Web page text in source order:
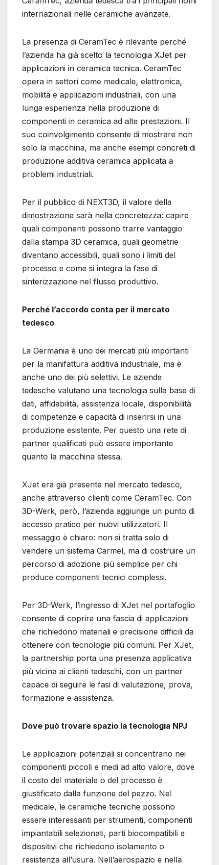
internazionali nelle ceramiche avanzate.
La presenza di CeramTec è rilevante perché
l’azienda ha già scelto la tecnologia XJet per
applicazioni in ceramica tecnica. CeramTec
opera in settori come medicale, elettronica,
mobilità e applicazioni industriali, con una
lunga esperienza nella produzione di
componenti in ceramica ad alte prestazioni. Il
suo coinvolgimento consente di mostrare non
solo la macchina, ma anche esempi concreti di
produzione additiva ceramica applicata a
problemi industriali.
Per il pubblico di NEXT3D, il valore della
dimostrazione sarà nella concretezza: capire
quali componenti possono trarre vantaggio
dalla stampa 3D ceramica, quali geometrie
diventano accessibili, quali sono i limiti del
processo e come si integra la fase di
sinterizzazione nel flusso produttivo.
Perché l’accordo conta per il mercato
tedesco
La Germania è uno dei mercati più importanti
per la manifattura additiva industriale, ma è
anche uno dei più selettivi. Le aziende
tedesche valutano una tecnologia sulla base di
dati, affidabilità, assistenza locale, disponibilità
di competenze e capacità di inserirsi in una
produzione esistente. Per questo una rete di
partner qualificati può essere importante
quanto la macchina stessa.
XJet era già presente nel mercato tedesco,
anche attraverso clienti come CeramTec. Con
3D-Werk, però, l’azienda aggiunge un punto di
accesso pratico per nuovi utilizzatori. Il
messaggio è chiaro: non si tratta solo di
vendere un sistema Carmel, ma di costruire un
percorso di adozione più semplice per chi
produce componenti tecnici complessi.
Per 3D-Werk, l’ingresso di XJet nel portafoglio
consente di coprire una fascia di applicazioni
che richiedono materiali e precisione difficili da
ottenere con tecnologie più comuni. Per XJet,
la partnership porta una presenza applicativa
più vicina ai clienti tedeschi, con un partner
capace di seguire le fasi di valutazione, prova,
formazione e assistenza.
Dove può trovare spazio la tecnologia NPJ
Le applicazioni potenziali si concentrano nei
componenti piccoli e medi ad alto valore, dove
il costo del materiale o del processo è
giustificato dalla funzione del pezzo. Nel
medicale, le ceramiche tecniche possono
essere interessanti per strumenti, componenti
impiantabili selezionati, parti biocompatibili e
dispositivi che richiedono isolamento o
resistenza all’usura. Nell’aerospazio e nella